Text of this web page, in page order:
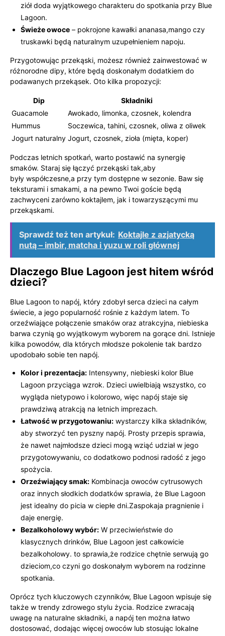
ziół doda wyjątkowego charakteru do spotkania przy Blue
Lagoon.
Świeże owoce – pokrojone kawałki ananasa,mango czy
truskawki będą naturalnym uzupełnieniem napoju.
Przygotowując przekąski, możesz również zainwestować w
różnorodne dipy, które będą doskonałym dodatkiem do
podawanych przekąsek. Oto kilka propozycji:
Dip
Składniki
Guacamole
Awokado, limonka, czosnek, kolendra
Hummus
Soczewica, tahini, czosnek, oliwa z oliwek
Jogurt naturalny Jogurt, czosnek, zioła (mięta, koper)
Podczas letnich spotkań, warto postawić na synergię
smaków. Staraj się łączyć przekąski tak,aby
były współczesne,a przy tym dostępne w sezonie. Baw się
teksturami i smakami, a na pewno Twoi goście będą
zachwyceni zarówno koktajlem, jak i towarzyszącymi mu
przekąskami.
Sprawdź też ten artykuł: Koktajle z azjatycką
nutą – imbir, matcha i yuzu w roli głównej
Dlaczego Blue Lagoon jest hitem wśród
dzieci?
Blue Lagoon to napój, który zdobył serca dzieci na całym
świecie, a jego popularność rośnie z każdym latem. To
orzeźwiające połączenie smaków oraz atrakcyjna, niebieska
barwa czynią go wyjątkowym wyborem na gorące dni. Istnieje
kilka powodów, dla których młodsze pokolenie tak bardzo
upodobało sobie ten napój.
Kolor i prezentacja: Intensywny, niebieski kolor Blue
Lagoon przyciąga wzrok. Dzieci uwielbiają wszystko, co
wygląda nietypowo i kolorowo, więc napój staje się
prawdziwą atrakcją na letnich imprezach.
Łatwość w przygotowaniu: wystarczy kilka składników,
aby stworzyć ten pyszny napój. Prosty przepis sprawia,
że nawet najmłodsze dzieci mogą wziąć udział w jego
przygotowywaniu, co dodatkowo podnosi radość z jego
spożycia.
Orzeźwiający smak: Kombinacja owoców cytrusowych
oraz innych słodkich dodatków sprawia, że Blue Lagoon
jest idealny do picia w ciepłe dni.Zaspokaja pragnienie i
daje energię.
Bezalkoholowy wybór: W przeciwieństwie do
klasycznych drinków, Blue Lagoon jest całkowicie
bezalkoholowy. to sprawia,że rodzice chętnie serwują go
dzieciom,co czyni go doskonałym wyborem na rodzinne
spotkania.
Oprócz tych kluczowych czynników, Blue Lagoon wpisuje się
także w trendy zdrowego stylu życia. Rodzice zwracają
uwagę na naturalne składniki, a napój ten można łatwo
dostosować, dodając więcej owoców lub stosując lokalne